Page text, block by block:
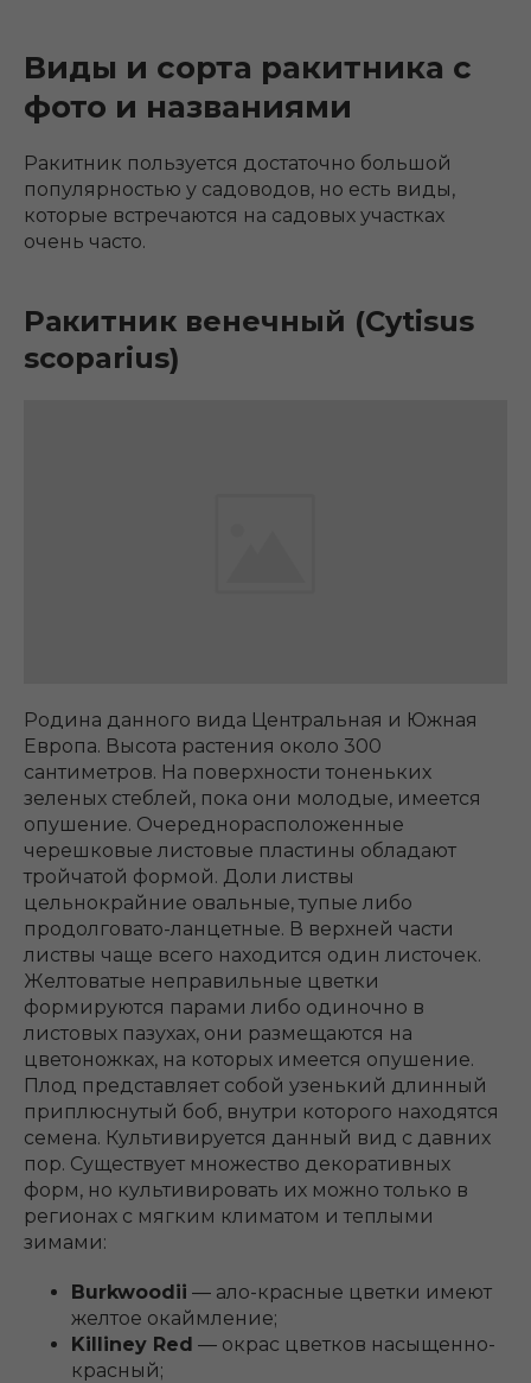
Виды и сорта ракитника с
фото и названиями
Ракитник пользуется достаточно большой
популярностью у садоводов, но есть виды,
которые встречаются на садовых участках
очень часто.
Ракитник венечный (Cytisus
scoparius)
Родина данного вида Центральная и Южная
Европа. Высота растения около 300
сантиметров. На поверхности тоненьких
зеленых стеблей, пока они молодые, имеется
опушение. Очереднорасположенные
черешковые листовые пластины обладают
тройчатой формой. Доли листвы
цельнокрайние овальные, тупые либо
продолговато-ланцетные. В верхней части
листвы чаще всего находится один листочек.
Желтоватые неправильные цветки
формируются парами либо одиночно в
листовых пазухах, они размещаются на
цветоножках, на которых имеется опушение.
Плод представляет собой узенький длинный
приплюснутый боб, внутри которого находятся
семена. Культивируется данный вид с давних
пор. Существует множество декоративных
форм, но культивировать их можно только в
регионах с мягким климатом и теплыми
зимами:
Burkwoodii ― ало-красные цветки имеют
желтое окаймление;
Killiney Red ― окрас цветков насыщенно-
красный;